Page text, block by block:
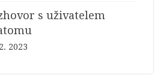
s uživatelem
2023